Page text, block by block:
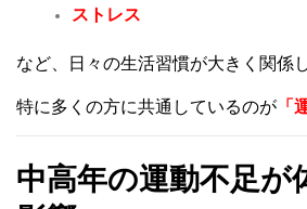
ストレス
など、日々の生活習慣が大きく関係
特に多くの方に共通しているのが 「
中高年の運動不足が